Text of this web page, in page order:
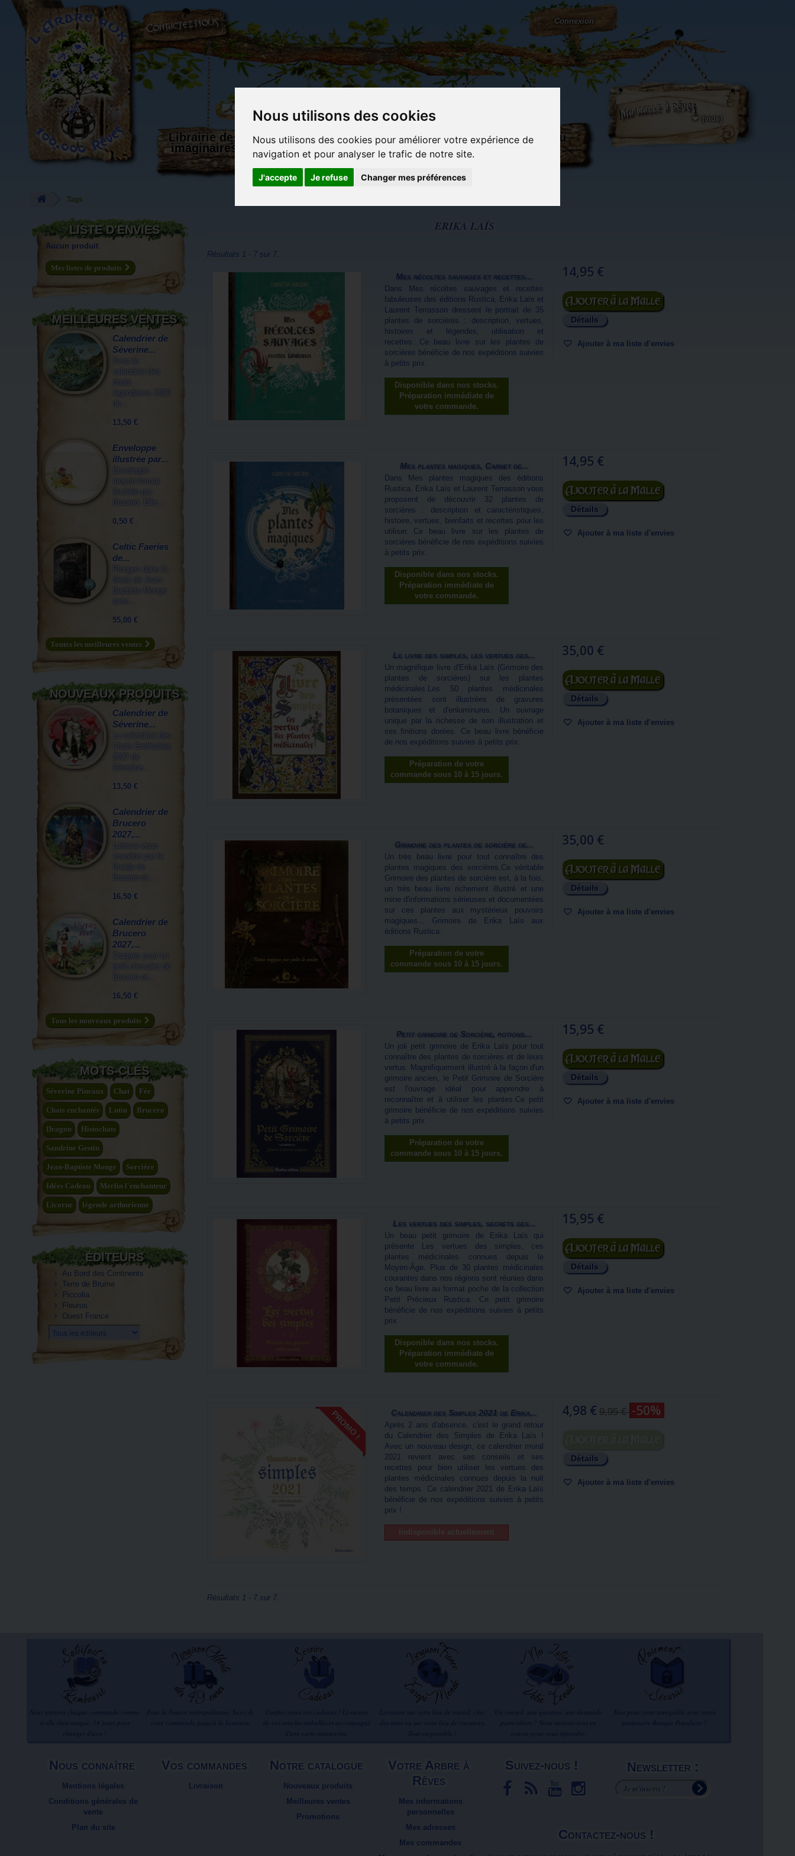
Nous utilisons des cookies
Nous utilisons des cookies pour améliorer votre expérience de
navigation et pour analyser le trafic de notre site.
J'accepte Je refuse Changer mes préférences
L'Arbre aux 100.000 Rêves
Connexion
(vide)
Librairie des
imaginaires
Carterie
papeterie
originale
Activités
manuelles,
détente et
Objets déco et
cadeaux
originaux
Du côté du
blog...
Tags
ERIKA LAÏS
Résultats 1 - 7 sur 7.
Mes récoltes sauvages et recettes...
Dans Mes récoltes sauvages et recettes
fabuleuses des éditions Rustica, Erika Laïs et
Laurent Terrasson dressent le portrait de 35
plantes de sorcières : description, vertues,
histoires et légendes, utilisation et
recettes...Ce beau livre sur les plantes de
sorcières bénéficie de nos expéditions suivies
à petits prix.
Disponible dans nos stocks.
Préparation immédiate de
votre commande.
14,95 €
Ajouter au panier
Détails
Ajouter à ma liste d'envies
Mes plantes magiques, Carnet de...
Dans Mes plantes magiques des éditions
Rustica, Erika Laïs et Laurent Terrasson vous
proposent de découvrir 32 plantes de
sorcières : description et caractéristiques,
histoire, vertues, bienfaits et recettes pour les
utiliser...Ce beau livre sur les plantes de
sorcières bénéficie de nos expéditions suivies
à petits prix.
Disponible dans nos stocks.
Préparation immédiate de
votre commande.
14,95 €
Ajouter au panier
Détails
Ajouter à ma liste d'envies
Le livre des simples, les vertues des...
Un magnifique livre d'Erika Laïs (Grimoire des
plantes de sorcières) sur les plantes
médicinales.Les 50 plantes médicinales
présentées sont illustrées de gravures
botaniques et d'enluminures. Un ouvrage
unique par la richesse de son illustration et
ses finitions dorées. Ce beau livre bénéficie
de nos expéditions suivies à petits prix.
Préparation de votre
commande sous 10 à 15 jours.
35,00 €
Ajouter au panier
Détails
Ajouter à ma liste d'envies
Grimoire des plantes de sorcière de...
Un très beau livre pour tout connaître des
plantes magiques des sorcières.Ce véritable
Grimoire des plantes de sorcière est, à la fois,
un très beau livre richement illustré et une
mine d'informations sérieuses et documentées
sur ces plantes aux mystérieux pouvoirs
magiques... Grimoire de Erika Laïs aux
éditions Rustica.
Préparation de votre
commande sous 10 à 15 jours.
35,00 €
Ajouter au panier
Détails
Ajouter à ma liste d'envies
Petit grimoire de Sorcière, potions...
Un joli petit grimoire de Erika Laïs pour tout
connaître des plantes de sorcières et de leurs
vertus. Magnifiquement illustré à la façon d'un
grimoire ancien, le Petit Grimoire de Sorcière
est l'ouvrage idéal pour apprendre à
reconnaître et à utiliser les plantes.Ce petit
grimoire bénéficie de nos expéditions suivies
à petits prix.
Préparation de votre
commande sous 10 à 15 jours.
15,95 €
Ajouter au panier
Détails
Ajouter à ma liste d'envies
Les vertues des simples, secrets des...
Un beau petit grimoire de Erika Laïs qui
présente Les vertues des simples, ces
plantes médicinales connues depuis le
Moyen-Âge. Plus de 30 plantes médicinales
courantes dans nos régions sont réunies dans
ce beau livre au format poche de la collection
Petit Précieux Rustica. Ce petit grimoire
bénéficie de nos expéditions suivies à petits
prix.
Disponible dans nos stocks.
Préparation immédiate de
votre commande.
15,95 €
Ajouter au panier
Détails
Ajouter à ma liste d'envies
PROMO ! Calendrier des Simples 2021 de Erika...
Après 2 ans d'absence, c'est le grand retour
du Calendrier des Simples de Erika Laïs !
Avec un nouveau design, ce calendrier mural
2021 revient avec ses conseils et ses
recettes pour bien utiliser les vertues des
plantes médicinales connues depuis la nuit
des temps. Ce calendrier 2021 de Erika Laïs
bénéficie de nos expéditions suivies à petits
prix !
Indisponible actuellement
4,98 € 9,95 € -50%
Détails
Ajouter à ma liste d'envies
Résultats 1 - 7 sur 7.
LISTE D'ENVIES
Aucun produit
Mes listes de produits
MEILLEURES VENTES
Calendrier de
Séverine...
Avec le
calendrier des
chats
légendaires 2026
de...
13,50 €
Enveloppe
illustrée par...
Enveloppe
moyen format
illustrée par
Brucero. Elle...
0,50 €
Celtic Faeries
de...
Plongez dans la
féerie de Jean-
Baptiste Monge
avec...
55,00 €
Toutes les meilleures ventes
NOUVEAUX PRODUITS
Calendrier de
Séverine...
Le calendrier des
Chats Enchantés
2027 de
Séverine...
13,50 €
Calendrier de
Brucero
2027,...
Laissez-vous
envoûter par le
Druide de
Brucero et...
16,50 €
Calendrier de
Brucero
2027,...
Craquez pour Le
petit chevalier de
Brucero et...
16,50 €
Tous les nouveaux produits
MOTS-CLÉS
Séverine Pineaux Chat Fée
Chats enchantés Lutin Brucero
Dragon Histochats
Sandrine Gestin
Jean-Baptiste Monge Sorcière
Idées Cadeau Merlin l'enchanteur
Licorne légende arthurienne
ÉDITEURS
Au Bord des Continents
Terre de Brume
Piccolia
Fleurus
Ouest France
Tous les éditeurs
Nous connaître
Mentions légales
Conditions générales de
vente
Plan du site
Vos commandes
Livraison
Notre catalogue
Nouveaux produits
Meilleures ventes
Promotions
Votre Arbre à
Rêves
Mes informations
personnelles
Mes adresses
Mes commandes
Suivez-nous ! Newsletter :
Contactez-nous !